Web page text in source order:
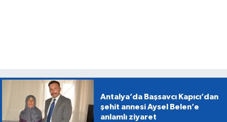
Antalya’da Başsavcı Kapıcı’dan
şehit annesi Aysel Belen’e
anlamlı ziyaret